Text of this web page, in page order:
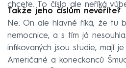
chcete. To číslo ale neříká
Takže jeho číslům nevěříte?
Ne. On ale hlavně říká, že tu
nemocnice, a s tím já
infikovaných jsou studie, mají
Američané a koneckonců